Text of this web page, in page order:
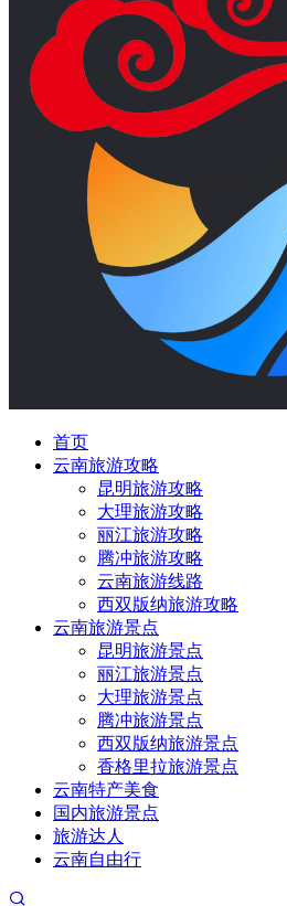
首页
云南旅游攻略
昆明旅游攻略
大理旅游攻略
丽江旅游攻略
腾冲旅游攻略
云南旅游线路
西双版纳旅游攻略
云南旅游景点
昆明旅游景点
丽江旅游景点
大理旅游景点
腾冲旅游景点
西双版纳旅游景点
香格里拉旅游景点
云南特产美食
国内旅游景点
旅游达人
云南自由行